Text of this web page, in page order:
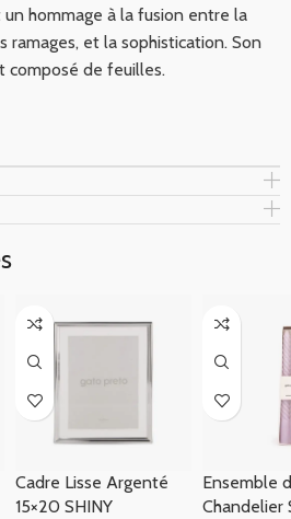
hommage à la fusion entre la
ramages, et la sophistication. Son
composé de feuilles.
Cadre Lisse Argenté
15×20 SHINY
Ensemble
Chandelier